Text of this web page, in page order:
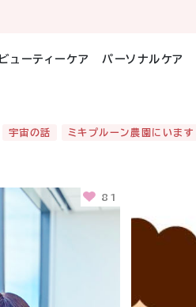
ューティーケア パーソナルケア
宇宙の話 ミキプルーン農園にいます
81